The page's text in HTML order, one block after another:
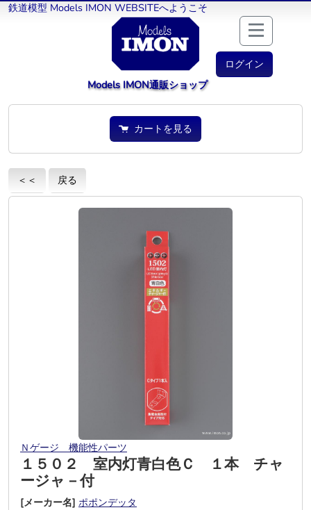
鉄道模型 Models IMON WEBSITEへようこそ
ログイン
Models IMON通販ショップ
カートを見る
＜＜ 戻る
Ｎゲージ 機能性パーツ
１５０２ 室内灯青白色Ｃ １本 チャ
ージャ－付
[メーカー名] ポポンデッタ